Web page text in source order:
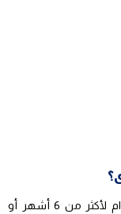
أضرار حبوب ليريكا طويلة المدى أي عند الاستخدام لأكثر من 6 أشهر أو